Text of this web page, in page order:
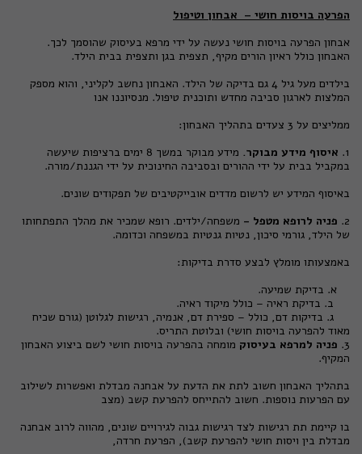
הפרעה בויסות חושי – אבחון וטיפול
אבחון הפרעה בויסות חושי נעשה על ידי מרפא בעיסוק שהוסמך לכך.
האבחון כולל ראיון הורים מקיף, תצפית בגן ותצפית בבית הילד.
בילדים מעל גיל 4 גם בדיקה של הילד. האבחון נחשב לקליני, והוא מספק
המלצות לארגון סביבה מחדש ותוכנית טיפול. מנסיוננו אנו
ממליצים על 3 צעדים בתהליך האבחון:
1. איסוף מידע מבוקר.
מידע מבוקר במשך 8 ימים ברציפות שיעשה
במקביל בבית על ידי ההורים ובסביבה החינוכית על ידי הגננת/מורה.
באיסוף המידע יש לרשום מדדים אובייקטיבים של תפקודים שונים.
2. פניה לרופא מטפל - משפחה/ילדים. רופא שמכיר את מהלך התפתחותו
של הילד, גורמי סיכון, נטיות גנטיות במשפחה וכדומה.
באמצעותו מומלץ לבצע סדרת בדיקות:
א. בדיקת שמיעה.
ב. בדיקת ראיה – כולל מיקוד ראיה.
ג. בדיקות דם, כולל – ספירת דם, אנמיה, רגישות לגלוטן (גורם שכיח
מאוד להפרעה בויסות חושי) ובלוטת התריס.
3. פניה למרפא בעיסוק מומחה בהפרעה בויסות חושי לשם ביצוע האבחון
המקיף.
בתהליך האבחון חשוב לתת את הדעת על אבחנה מבדלת ואפשרות לשילוב
עם הפרעות נוספות. חשוב להתייחס להפרעת קשב (מצב
בו קיימת תת רגישות לצד רגישות גבוה לגירויים שונים, מהווה לרוב אבחנה
מבדלת בין ויסות חושי להפרעת קשב), הפרעת חרדה,